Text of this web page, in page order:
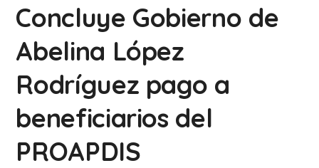
Concluye Gobierno de
Abelina López
Rodríguez pago a
beneficiarios del
PROAPDIS